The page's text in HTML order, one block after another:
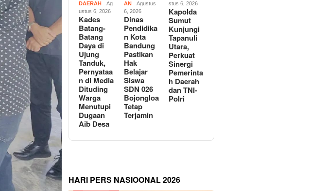
DAERAH
Ag
ustus 6, 2026
Kades
Batang-
Batang
Daya di
Ujung
Tanduk,
Pernyataa
n di Media
Dituding
Warga
Menutupi
Dugaan
Aib Desa
AN
Agustus
6, 2026
Dinas
Pendidika
n Kota
Bandung
Pastikan
Hak
Belajar
Siswa
SDN 026
Bojongloa
Tetap
Terjamin
stus 6, 2026
Kapolda
Sumut
Kunjungi
Tapanuli
Utara,
Perkuat
Sinergi
Pemerinta
h Daerah
dan TNI-
Polri
HARI PERS NASIOONAL 2026